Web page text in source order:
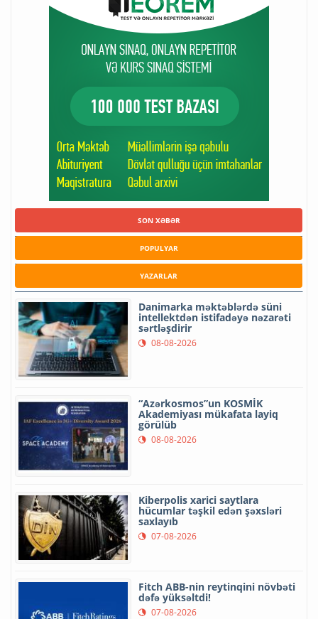
SON XƏBƏR
POPULYAR
YAZARLAR
Danimarka məktəblərdə süni
intellektdən istifadəyə nəzarəti
sərtləşdirir
08-08-2026
“Azərkosmos”un KOSMİK
Akademiyası mükafata layiq
görülüb
08-08-2026
Kiberpolis xarici saytlara
hücumlar təşkil edən şəxsləri
saxlayıb
07-08-2026
Fitch ABB-nin reytinqini növbəti
dəfə yüksəltdi!
07-08-2026